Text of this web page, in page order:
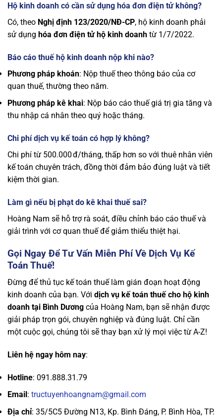
Hộ kinh doanh có cần sử dụng hóa đơn điện tử không?
Có, theo Nghị định 123/2020/NĐ-CP, hộ kinh doanh phải
sử dụng hóa đơn điện tử hộ kinh doanh từ 1/7/2022.
Báo cáo thuế hộ kinh doanh nộp khi nào?
Phương pháp khoán: Nộp thuế theo thông báo của cơ
quan thuế, thường theo năm.
Phương pháp kê khai: Nộp báo cáo thuế giá trị gia tăng và
thu nhập cá nhân theo quý hoặc tháng.
Chi phí dịch vụ kế toán có hợp lý không?
Chi phí từ 500.000 đ/tháng, thấp hơn so với thuê nhân viên
kế toán chuyên trách, đồng thời đảm bảo đúng luật và tiết
kiệm thời gian.
Làm gì nếu bị phạt do kê khai thuế sai?
Hoàng Nam sẽ hỗ trợ rà soát, điều chỉnh báo cáo thuế và
giải trình với cơ quan thuế để giảm thiểu thiệt hại.
Gọi Ngay Để Tư Vấn Miễn Phí Về Dịch Vụ Kế
Toán Thuế!
Đừng để thủ tục kế toán thuế làm gián đoạn hoạt động
kinh doanh của bạn. Với dịch vụ kế toán thuế cho hộ kinh
doanh tại Bình Dương của Hoàng Nam, bạn sẽ nhận được
giải pháp trọn gói, chuyên nghiệp và đúng luật. Chỉ cần
một cuộc gọi, chúng tôi sẽ thay bạn xử lý mọi việc từ A-Z!
Liên hệ ngay hôm nay:
Hotline: 091.888.31.79
Email : tructuyenhoangnam@gmail.com
Địa chỉ: 35/5C5 Đường N13, Kp. Bình Đáng, P. Bình Hòa, TP.